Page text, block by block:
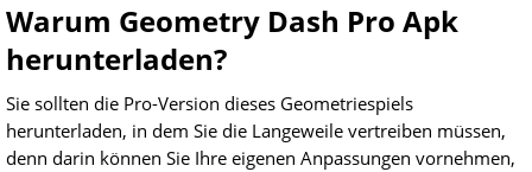
Warum Geometry Dash Pro Apk
herunterladen?
Sie sollten die Pro-Version dieses Geometriespiels
herunterladen, in dem Sie die Langeweile vertreiben müssen,
denn darin können Sie Ihre eigenen Anpassungen vornehmen,